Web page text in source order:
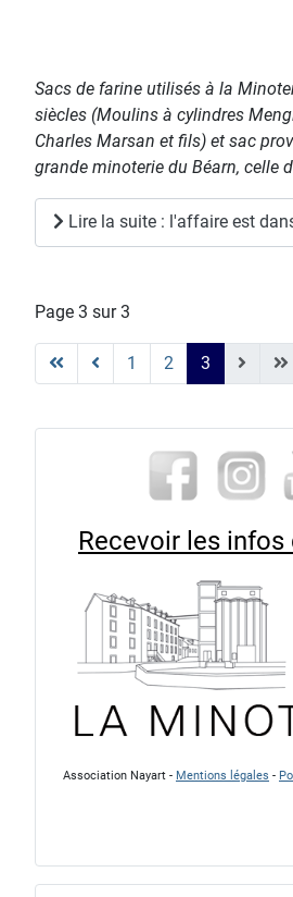
Sacs de farine utilisés à la
siècles (Moulins à cylindres
Charles Marsan et fils) et sac
grande minoterie du Béarn, celle
Lire la suite : l'affaire est
Page 3 sur 3
1 2 3
Recevoir les infos
Association Nayart - Mentions légales -